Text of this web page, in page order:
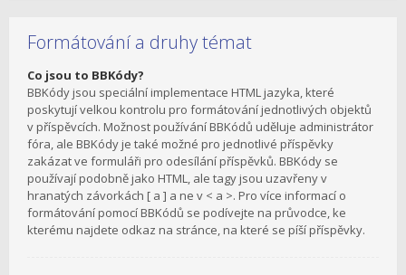
Formátování a druhy témat
Co jsou to BBKódy?
BBKódy jsou speciální implementace HTML jazyka, které
poskytují velkou kontrolu pro formátování jednotlivých objektů
v příspěvcích. Možnost používání BBKódů uděluje administrátor
fóra, ale BBKódy je také možné pro jednotlivé příspěvky
zakázat ve formuláři pro odesílání příspěvků. BBKódy se
používají podobně jako HTML, ale tagy jsou uzavřeny v
hranatých závorkách [ a ] a ne v < a >. Pro více informací o
formátování pomocí BBKódů se podívejte na průvodce, ke
kterému najdete odkaz na stránce, na které se píší příspěvky.